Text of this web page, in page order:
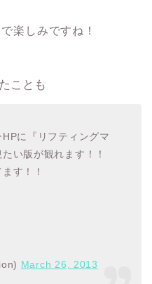
楽しみですね！
ことも
に『リフティングマ
い版が観れます！！
す！！
March 26, 2013